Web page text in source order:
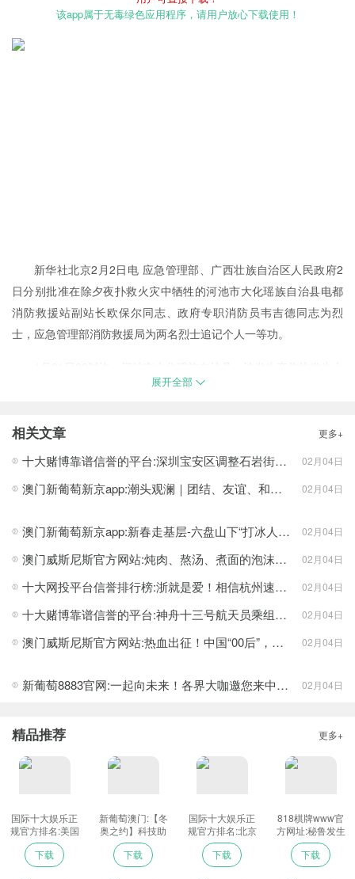
该app属于无毒绿色应用程序，请用户放心下载使用！
新华社北京2月2日电 应急管理部、广西壮族自治区人民政府2
日分别批准在除夕夜扑救火灾中牺牲的河池市大化瑶族自治县电都
消防救援站副站长欧保尔同志、政府专职消防员韦吉德同志为烈
士，应急管理部消防救援局为两名烈士追记个人一等功。
灾，7名群众被困澳门新葡萄集团网址，电都消防救援站消防救援人
重伤，后经抢救无效，壮烈牺牲。被救的7名群众均无生命危险。
来源:新华网 作者：记者 刘夏村 杨驰 编辑：李嘉扬
展开全部
相关文章 更多+
十大赌博靠谱信誉的平台:深圳宝安区调整石岩街道封控区、管控区和防范区范围 02月04日
澳门新葡萄新京app:潮头观澜｜团结、友谊、和平的奥林匹克精神在中国深入人心-_光明网 02月04日
澳门新葡萄新京app:新春走基层-六盘山下“打冰人”，为春运护航 02月04日
澳门威斯尼斯官方网站:炖肉、熬汤、煮面的泡沫那到底是去是留，能不能吃？ 02月04日
十大网投平台信誉排行榜:浙就是爱！相信杭州速度 相信“浙”里有爱 探寻创作背后的故事 02月04日
十大赌博靠谱信誉的平台:神舟十三号航天员乘组为北京冬奥会送祝福 02月04日
澳门威斯尼斯官方网站:热血出征！中国“00后”，主场见！-_光明网 02月04日
新葡萄8883官网:一起向未来！各界大咖邀您来中新网，共度冬奥24小时 02月04日
精品推荐 更多+
国际十大娱乐正
规官方排名:美国
北加州一辆灰狗
巴士发生枪击事
件 致一死四伤
下载
新葡萄澳门:【冬
奥之约】科技助
力冬奥开幕式简
约又精彩-_光明
网
下载
国际十大娱乐正
规官方排名:北京
冬奥会·花样滑
冰-“葱桶”组合：
人越多越兴奋
下载
818棋牌www官
方网址:秘鲁发生
6.5级地震 震源深
度100千米
下载